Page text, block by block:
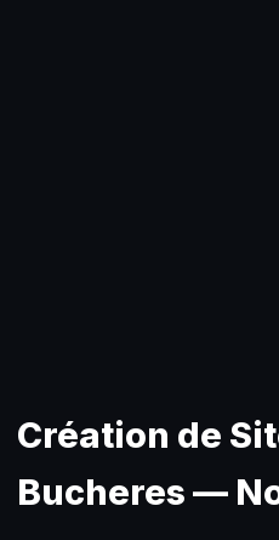
Création de
Bucheres —